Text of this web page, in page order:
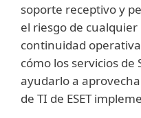
soporte receptivo y
el riesgo de
continuidad
cómo los servicios
ayudarlo a
de TI de ESET